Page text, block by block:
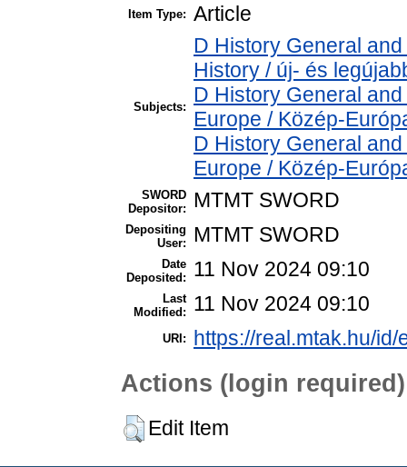
Item Type: Article
Subjects:
D History General
History / új- és
D History General
Europe / Közép-
D History General
Europe / Közép-
SWORD
Depositor:
MTMT SWORD
Depositing
User:
MTMT SWORD
Date
Deposited:
11 Nov 2024 09:10
Last
Modified:
11 Nov 2024 09:10
URI: https://real.mtak.hu/id/
Actions (login required)
Edit Item